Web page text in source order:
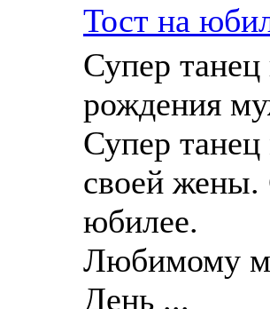
Тост на
Супер
рождения
Супер
своей жены.
юбилее.
Любимому
День ...